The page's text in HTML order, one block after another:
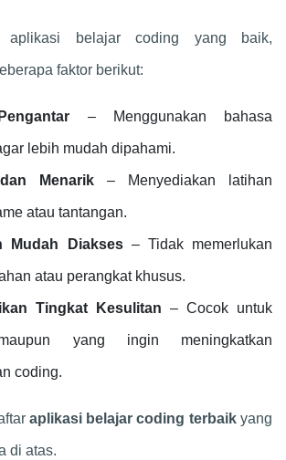
aplikasi belajar coding yang baik,
faktor berikut:
– Menggunakan bahasa
lebih mudah dipahami.
Menarik – Menyediakan latihan
atau tantangan.
Mudah Diakses– Tidak memerlukan
atau perangkat khusus.
Tingkat Kesulitan – Cocok untuk
yang ingin meningkatkan
coding.
aplikasi belajar coding terbaikyang
di atas.